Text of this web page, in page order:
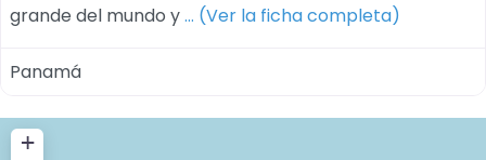
grande del mundo y… (Ver la ficha completa)
Panamá
+